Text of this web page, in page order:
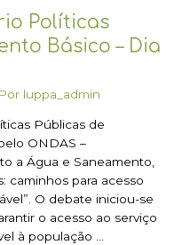
Políticas
Básico – Dia
luppa_admin
Públicas de
ONDAS –
a Água e Saneamento,
caminhos para acesso
O debate iniciou-se
o acesso ao serviço
à população …